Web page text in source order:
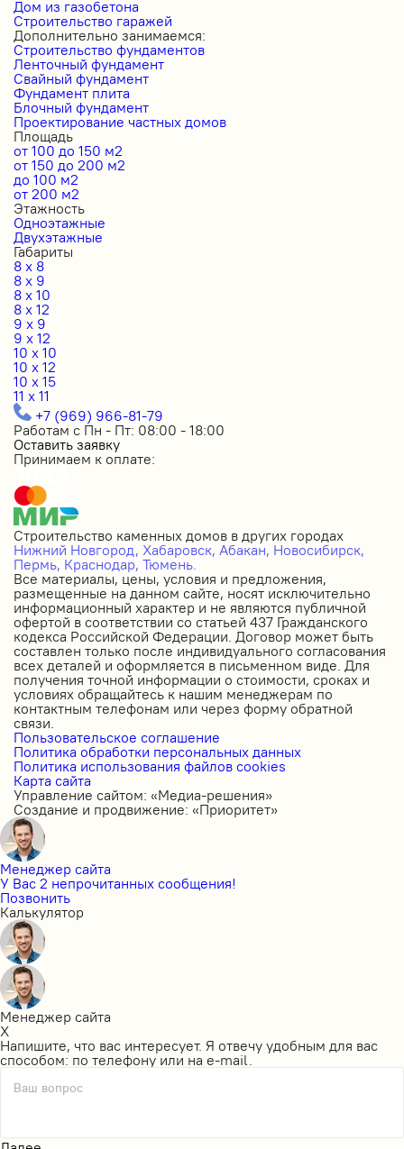
Дом из газобетона
Строительство гаражей
Дополнительно занимаемся:
Строительство фундаментов
Ленточный фундамент
Свайный фундамент
Фундамент плита
Блочный фундамент
Проектирование частных домов
Площадь
от 100 до 150 м2
от 150 до 200 м2
до 100 м2
от 200 м2
Этажность
Одноэтажные
Двухэтажные
Габариты
8 x 8
8 x 9
8 x 10
8 x 12
9 x 9
9 x 12
10 x 10
10 x 12
10 x 15
11 x 11
+7 (969) 966-81-79
Работам с Пн - Пт: 08:00 - 18:00
Оставить заявку
Принимаем к оплате:
Строительство каменных домов в других городах
Нижний Новгород, Хабаровск, Абакан, Новосибирск,
Пермь, Краснодар, Тюмень.
Все материалы, цены, условия и предложения,
размещенные на данном сайте, носят исключительно
информационный характер и не являются публичной
офертой в соответствии со статьей 437 Гражданского
кодекса Российской Федерации. Договор может быть
составлен только после индивидуального согласования
всех деталей и оформляется в письменном виде. Для
получения точной информации о стоимости, сроках и
условиях обращайтесь к нашим менеджерам по
контактным телефонам или через форму обратной
связи.
Пользовательское соглашение
Политика обработки персональных данных
Политика использования файлов cookies
Карта сайта
Управление сайтом: «Медиа-решения»
Создание и продвижение: «Приоритет»
Менеджер сайта
У Вас 2 непрочитанных сообщения!
Позвонить
Калькулятор
Менеджер сайта
X
Напишите, что вас интересует. Я отвечу удобным для вас
способом: по телефону или на e-mail.
Ваш вопрос